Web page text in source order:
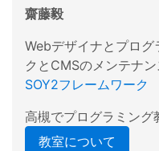
齋藤毅
Webデザイナとプロ
クとCMSのメンテナン
SOY2フレームワーク
高槻でプログラミング
教室について